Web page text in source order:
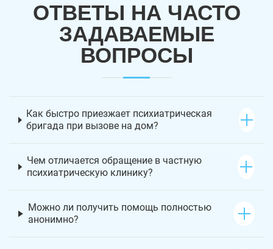
ОТВЕТЫ НА ЧАСТО
ЗАДАВАЕМЫЕ
ВОПРОСЫ
Как быстро приезжает психиатрическая
бригада при вызове на дом?
Чем отличается обращение в частную
психиатрическую клинику?
Можно ли получить помощь полностью
анонимно?